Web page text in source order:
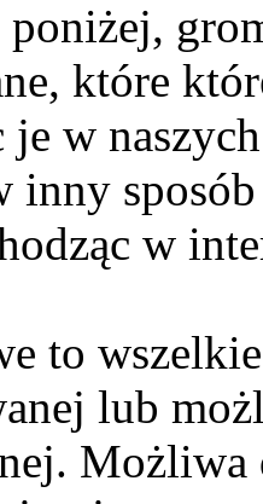
poniżej,
które
je w
inny
w
to
lub
Możliwa